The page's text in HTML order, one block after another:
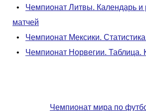
• Чемпионат Литвы. Календарь и
матчей
• Чемпионат Мексики.
• Чемпионат Норвегии. Таблица.
Чемпионат мира по